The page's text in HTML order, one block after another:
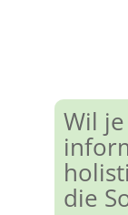
Wil
die